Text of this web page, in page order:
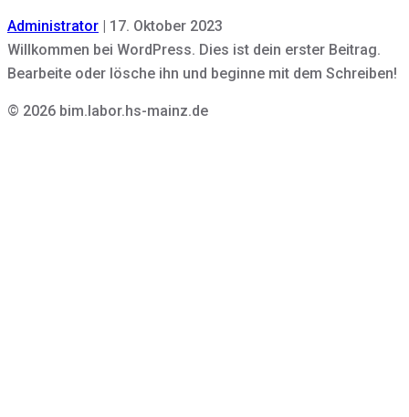
Administrator | 17. Oktober 2023
Willkommen bei WordPress. Dies ist dein erster Beitrag.
Bearbeite oder lösche ihn und beginne mit dem Schreiben!
© 2026 bim.labor.hs-mainz.de